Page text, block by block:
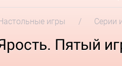
игры Серии
Пятый